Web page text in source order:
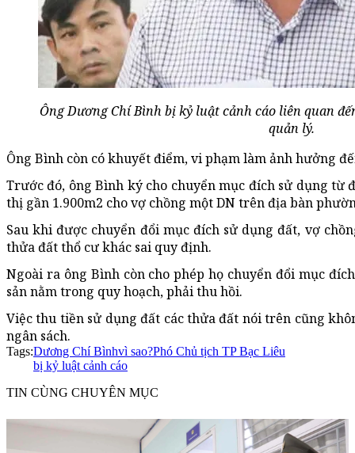
Ông Dương Chí Bình bị kỷ luật cảnh cáo liên quan
quản lý.
Ông Bình còn có khuyết điểm, vi phạm làm ảnh hưởng
Trước đó, ông Bình ký cho chuyển mục đích sử dụng từ
thị gần 1.900m2 cho vợ chồng một DN trên địa bàn
Sau khi được chuyển đổi mục đích sử dụng đất, vợ
thửa đất thổ cư khác sai quy định.
Ngoài ra ông Bình còn cho phép họ chuyển đổi mục
sản nằm trong quy hoạch, phải thu hồi.
Việc thu tiền sử dụng đất các thửa đất nói trên cũng
ngân sách.
Tags:Dương Chí Bìnhvì sao?Phó Chủ tịch TP Bạc Liêu
bị kỷ luật cảnh cáo
TIN CÙNG CHUYÊN MỤC